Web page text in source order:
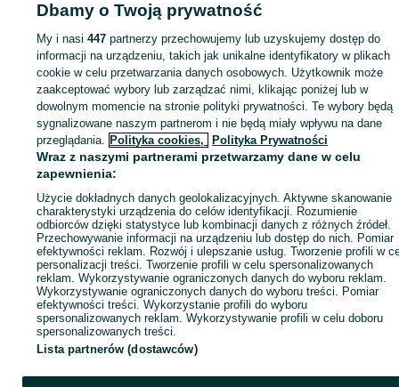
1047266792
Zaloguj się lub załóż konto na OLX, aby skontaktować się z
sprzedającym
Zaloguj się / Załóż konto
Wyślij wiadomość Kup
Dbamy o Twoją prywatność
My i nasi447 partnerzy przechowujemy lub uzyskujemy dostęp do
informacji na urządzeniu, takich jak unikalne identyfikatory w plikach
cookie w celu przetwarzania danych osobowych. Użytkownik może
zaakceptować wybory lub zarządzać nimi, klikając poniżej lub w
dowolnym momencie na stronie polityki prywatności. Te wybory będą
sygnalizowane naszym partnerom i nie będą miały wpływu na dane
przeglądania. Polityka cookies, Polityka Prywatności
Wraz z naszymi partnerami przetwarzamy dane w celu
zapewnienia:
Użycie dokładnych danych geolokalizacyjnych. Aktywne skanowanie
charakterystyki urządzenia do celów identyfikacji. Rozumienie
odbiorców dzięki statystyce lub kombinacji danych z różnych źródeł.
Przechowywanie informacji na urządzeniu lub dostęp do nich. Pomiar
efektywności reklam. Rozwój i ulepszanie usług. Tworzenie profili w
personalizacji treści. Tworzenie profili w celu spersonalizowanych
reklam. Wykorzystywanie ograniczonych danych do wyboru reklam.
Wykorzystywanie ograniczonych danych do wyboru treści. Pomiar
efektywności treści. Wykorzystanie profili do wyboru
spersonalizowanych reklam. Wykorzystywanie profili w celu doboru
spersonalizowanych treści.
Lista partnerów (dostawców)